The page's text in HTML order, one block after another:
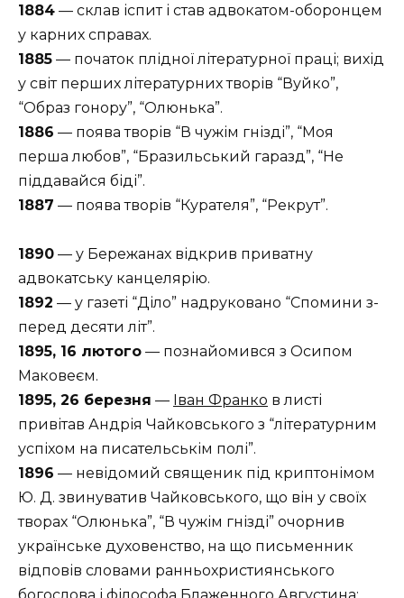
1884 — склав іспит і став адвокатом-оборонцем
у карних справах.
1885 — початок плідної літературної праці; вихід
у світ перших літературних творів “Вуйко”,
“Образ гонору”, “Олюнька”.
1886 — поява творів “В чужім гнізді”, “Моя
перша любов”, “Бразильський гаразд”, “Не
піддавайся біді”.
1887 — поява творів “Курателя”, “Рекрут”.
1890 — у Бережанах відкрив приватну
адвокатську канцелярію.
1892 — у газеті “Діло” надруковано “Спомини з-
перед десяти літ”.
1895, 16 лютого — познайомився з Осипом
Маковеєм.
1895, 26 березня — Іван Франко в листі
привітав Андрія Чайковського з “літературним
успіхом на писательськім полі”.
1896 — невідомий священик під криптонімом
Ю. Д. звинуватив Чайковського, що він у своїх
творах “Олюнька”, “В чужім гнізді” очорнив
українське духовенство, на що письменник
відповів словами ранньохристиянського